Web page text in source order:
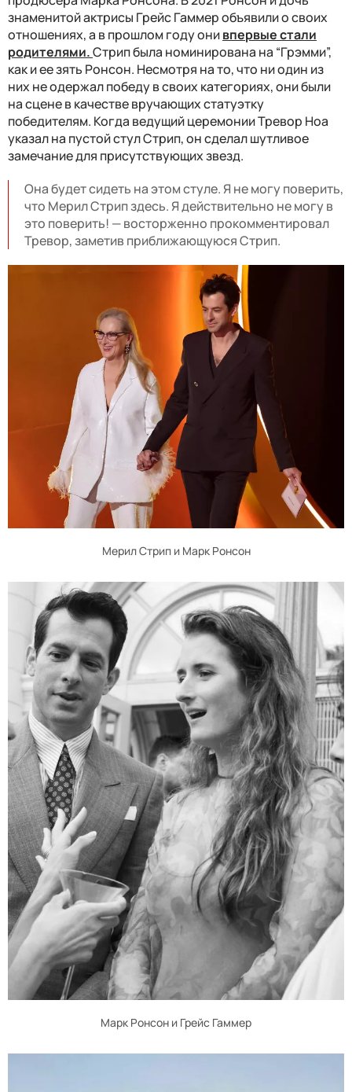
знаменитой актрисы Грейс Гаммер объявили о своих
отношениях, а в прошлом году онивпервые стали
родителями.Стрип была номинирована на “Грэмми”,
как и ее зять Ронсон. Несмотря на то, что ни один из
них не одержал победу в своих категориях, они были
на сцене в качестве вручающих статуэтку
победителям. Когда ведущий церемонии Тревор Ноа
указал на пустой стул Стрип, он сделал шутливое
замечание для присутствующих звезд.
Она будет сидеть на этом стуле. Я не могу поверить,
что Мерил Стрип здесь. Я действительно не могу в
это поверить! — восторженно прокомментировал
Тревор, заметив приближающуюся Стрип.
Мерил Стрип и Марк Ронсон
Марк Ронсон и Грейс Гаммер